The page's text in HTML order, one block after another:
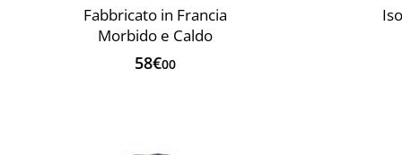
Fabbricato in Francia
Morbido e Caldo
58€00